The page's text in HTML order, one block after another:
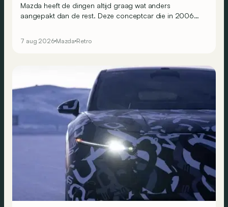
Mazda heeft de dingen altijd graag wat anders
aangepakt dan de rest. Deze conceptcar die in 2006
7 aug 2026 Mazda Retro